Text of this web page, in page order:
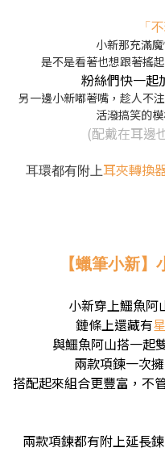
「
小新那充滿
是不是看著也想跟著搖
粉絲們快一起
另一邊小新嘟著嘴，趁人不
活潑搞笑的
(配戴在耳邊
耳環都有附上耳夾轉換
【蠟筆小新
小新穿上鱷魚阿
鏈條上還藏有
與鱷魚阿山搭一起
兩款項鍊一次
搭配起來組合更豐富 ，不
兩款項鍊都有附上延長